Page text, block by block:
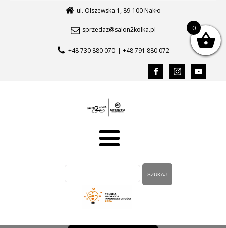
ul. Olszewska 1, 89-100 Nakło
sprzedaz@salon2kolka.pl
+48 730 880 070 | +48 791 880 072
0